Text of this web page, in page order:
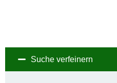
Suche verfeinern